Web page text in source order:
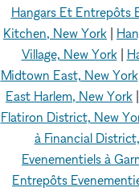
Hangars Et Entrepôts
Kitchen, New York
Village, New York|
Midtown East, New York|
East Harlem, New York
Flatiron District, New
à Financial
Evenementiels à
Entrepôts